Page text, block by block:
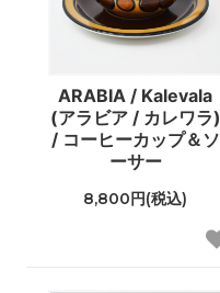
ARABIA / Kalevala
(アラビア / カレワラ)
/ コーヒーカップ＆ソ
ーサー
8,800円(税込)